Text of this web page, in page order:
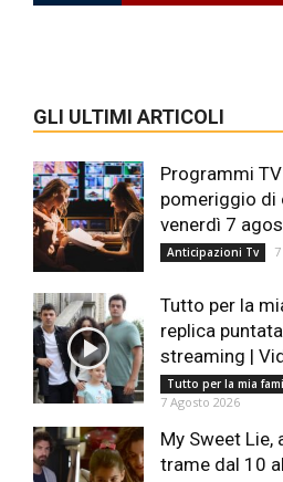
GLI ULTIMI ARTICOLI
Programmi
pomeriggio di
venerdì 7
Anticipazioni Tv
Tutto per la
replica
streaming |
Tutto per la mia
7 Agosto 2026
My Sweet Lie,
trame dal 10